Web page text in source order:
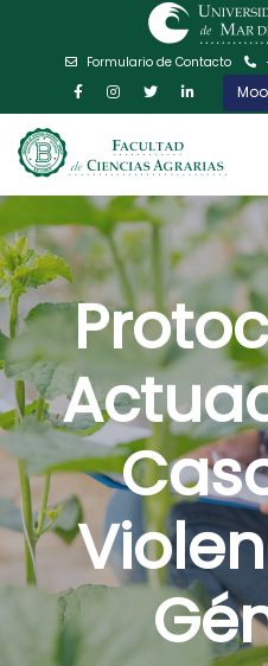
Formulario de Contacto